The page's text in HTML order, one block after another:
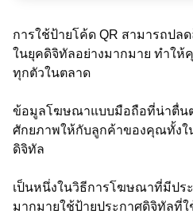
การใช้ป้ายโค้ด QR สามารถป
ในยุคดิจิทัลอย่างมากมาย ทำใ
ทุกตัวในตลาด
ข้อมูลโฆษณาแบบมือถือที่น่าตื่น
ศักยภาพให้กับลูกค้าของคุณทั้งใ
ดิจิทัล
เป็นหนึ่งในวิธีการโฆษณาที่มีป
มากมายใช้ป้ายประกาศดิจิทัลที่ใ